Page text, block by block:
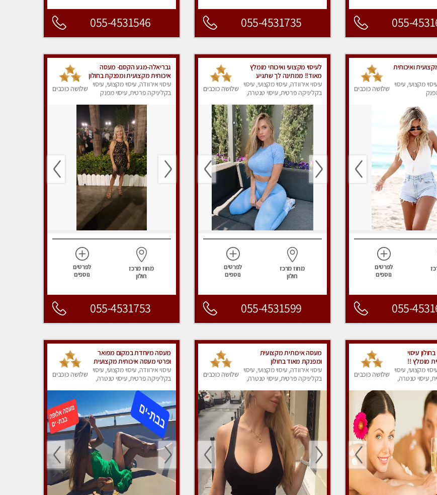
055-
055-4531735
055-4531546
ואיכותית
מקצועי, עיסוי
שלושה כוכבים
לפרטים
נוספים
055-
לעיסוי מקצועי ואיכותי מומלץ
מאוד!! ממתינה לך שתגיע
מעסה פרטית-ללא מין !!
עיסוי אירוודה, עיסוי מקצועי, עיסוי
בקליניקה פרטית, עיסוי טנטרה,
שלושה כוכבים
מחוז מרכז
חולון
לפרטים
נוספים
055-4531599
גבריאלה-מגע הקסם- מעסה
איכותית מקצועית ומפנקת בחולון
עיסוי אירוודה, עיסוי מקצועי, עיסוי
בקליניקה פרטית, עיסוי מפנק
שלושה כוכבים
מחוז מרכז
חולון
לפרטים
נוספים
055-4531753
עיסוי
מומלץ !!
מקצועי, עיסוי
עיסוי טנטרה,
שלושה כוכבים
מעסה איכותית מקצועית
ומפנקת מאוד בחולון
עיסוי אירוודה, עיסוי מקצועי, עיסוי
בקליניקה פרטית, עיסוי טנטרה,
שלושה כוכבים
מעסה מיוחדת במקום מפואר
ופרטי מעסה איכותית מקצועית
ומפנקת מאוד בבת ים
עיסוי אירוודה, עיסוי מקצועי, עיסוי
בקליניקה פרטית, עיסוי טנטרה,
שלושה כוכבים